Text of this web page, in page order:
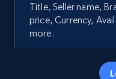
Title, Seller name,
price, Currency,
more.